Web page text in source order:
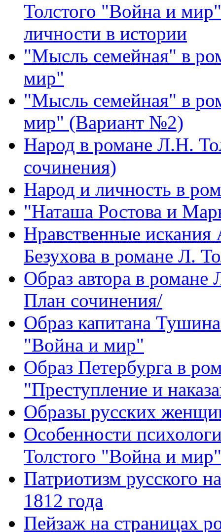
Толстого "Война и
личности в истории
"Мысль семейная" в
мир"
"Мысль семейная" в
мир" (Вариант №2)
Народ в романе Л.Н.
сочинения)
Народ и личность в
"Наташа Ростова и
Нравственные искания
Безухова в романе Л.
Образ автора в
План сочинения/
Образ капитана
"Война и мир"
Образ Петербурга в
"Преступление и
Образы русских
Особенности
Толстого "Война и
Патриотизм русского
1812 года
Пейзаж на страницах